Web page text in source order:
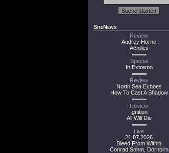
SiteNews
Review
Audrey Horne
Achilles
Special
In Extremo
Review
North Sea Echoes
How To Cast A Shadow
Review
Ignition
All Will Die
Live
21.07.2026
Bleed From Within
Conrad Sohm, Dornbirn